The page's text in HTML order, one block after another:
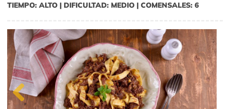
TIEMPO: ALTO | DIFICULTAD: MEDIO | COMENSALES: 6